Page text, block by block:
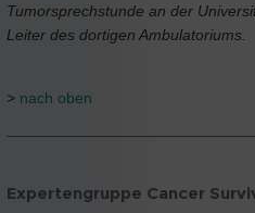
Tumorsprechstunde an der
Leiter des dortigen Ambulatoriums.
> nach oben
Expertengruppe Cancer